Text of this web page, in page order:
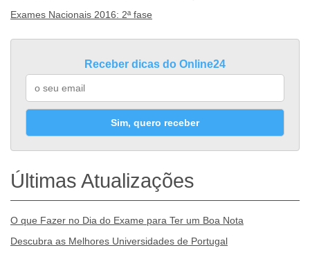
Exames Nacionais 2016: 2ª fase
Receber dicas do Online24
Sim, quero receber
Últimas Atualizações
O que Fazer no Dia do Exame para Ter um Boa Nota
Descubra as Melhores Universidades de Portugal